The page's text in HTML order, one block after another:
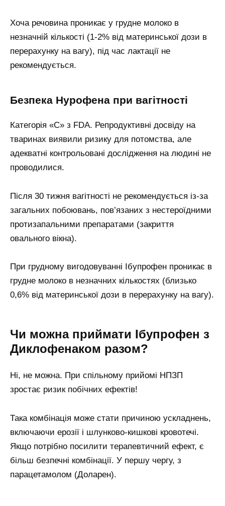
Хоча речовина проникає у грудне молоко в
незначній кількості (1-2% від материнської дози в
перерахунку на вагу), під час лактації не
рекомендується.
Безпека Нурофена при вагітності
Категорія «С» з FDA. Репродуктивні досвіду на
тваринах виявили ризику для потомства, але
адекватні контрольовані дослідження на людині не
проводилися.
Після 30 тижня вагітності не рекомендується із-за
загальних побоювань, пов’язаних з нестероїдними
протизапальними препаратами (закриття
овального вікна).
При грудному вигодовуванні Ібупрофен проникає в
грудне молоко в незначних кількостях (близько
0,6% від материнської дози в перерахунку на вагу).
Чи можна приймати Ібупрофен з
Диклофенаком разом?
Ні, не можна. При спільному прийомі НПЗП
зростає ризик побічних ефектів!
Така комбінація може стати причиною ускладнень,
включаючи ерозії і шлунково-кишкові кровотечі.
Якщо потрібно посилити терапевтичний ефект, є
більш безпечні комбінації. У першу чергу, з
парацетамолом (Доларен).